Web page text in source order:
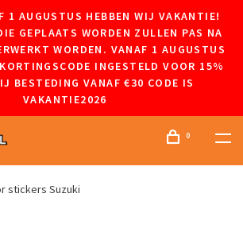
1 AUGUSTUS HEBBEN WIJ VAKANTIE!
GEPLAATS WORDEN ZULLEN PAS NA
WORDEN. VANAF 1 AUGUSTUS
INGESTELD VOOR 15%
BESTEDING VANAF €30 CODE IS
VAKANTIE2026
0
stickers Suzuki